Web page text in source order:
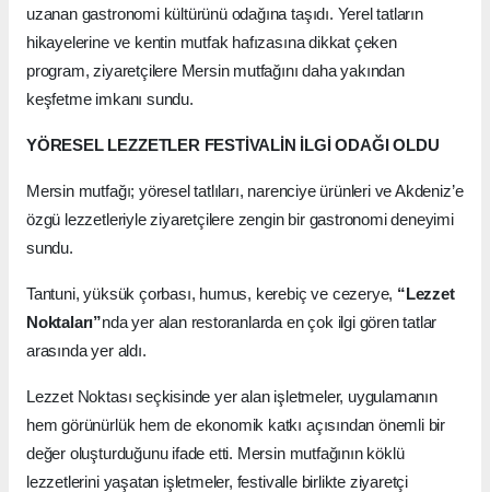
uzanan gastronomi kültürünü odağına taşıdı. Yerel tatların
hikayelerine ve kentin mutfak hafızasına dikkat çeken
program, ziyaretçilere Mersin mutfağını daha yakından
keşfetme imkanı sundu.
YÖRESEL LEZZETLER FESTİVALİN İLGİ ODAĞI OLDU
Mersin mutfağı; yöresel tatlıları, narenciye ürünleri ve Akdeniz’e
özgü lezzetleriyle ziyaretçilere zengin bir gastronomi deneyimi
sundu.
Tantuni, yüksük çorbası, humus, kerebiç ve cezerye, “Lezzet
Noktaları”nda yer alan restoranlarda en çok ilgi gören tatlar
arasında yer aldı.
Lezzet Noktası seçkisinde yer alan işletmeler, uygulamanın
hem görünürlük hem de ekonomik katkı açısından önemli bir
değer oluşturduğunu ifade etti. Mersin mutfağının köklü
lezzetlerini yaşatan işletmeler, festivalle birlikte ziyaretçi